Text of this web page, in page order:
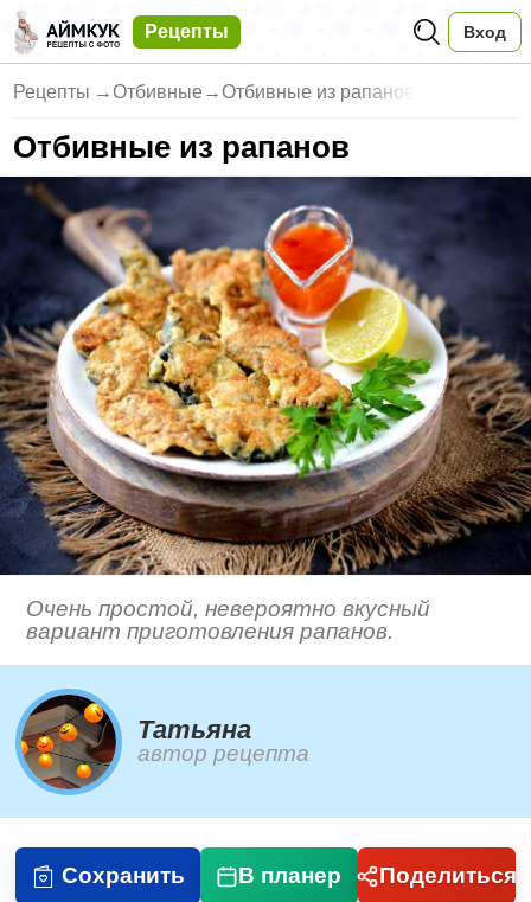
Рецепты Вход
Рецепты →Отбивные →Отбивные из рапанов
Отбивные из рапанов
Очень простой, невероятно вкусный
вариант приготовления рапанов.
Татьяна
автор рецепта
Сохранить В планер Поделиться